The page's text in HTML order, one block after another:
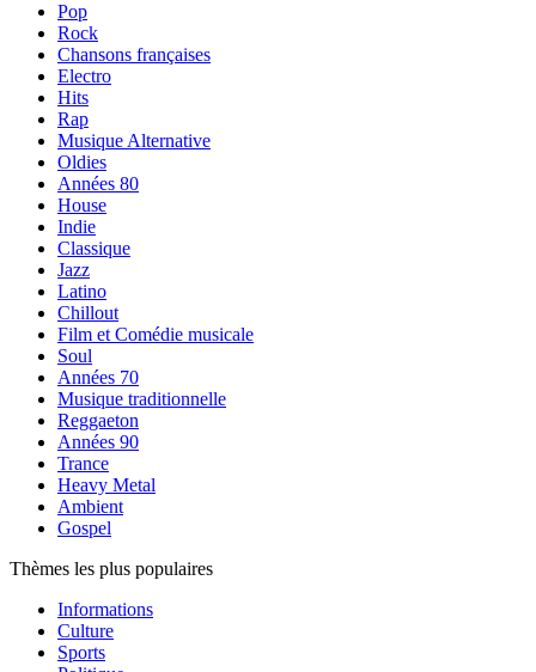
Pop
Rock
Chansons françaises
Electro
Hits
Rap
Musique Alternative
Oldies
Années 80
House
Indie
Classique
Jazz
Latino
Chillout
Film et Comédie musicale
Soul
Années 70
Musique traditionnelle
Reggaeton
Années 90
Trance
Heavy Metal
Ambient
Gospel
Thèmes les plus populaires
Informations
Culture
Sports